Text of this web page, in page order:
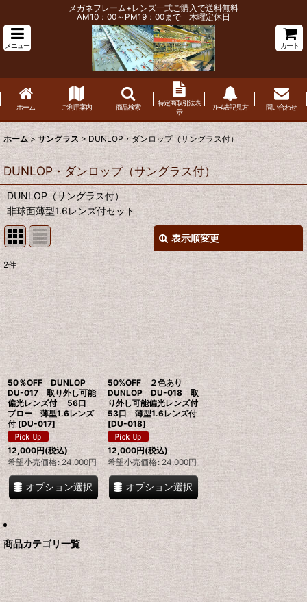
メガネフレーム+レンズ一式ご購入で送料無料
AM10：00～PM19：00まで 木曜定休日
メニュー カート
ホーム ご利用案内 商品検索
特定商取引法表
示
ﾌﾚｰﾑ表記見方 問い合わせ
ホーム > サングラス > DUNLOP・ダンロップ（サングラス付）
DUNLOP・ダンロップ（サングラス付）
DUNLOP（サングラス付）
非球面薄型1.6レンズ付セット
表示順変更
表示数 :
並び順
絞り込む
2件
50％OFF DUNLOP
DU-017 取り外し可能
偏光レンズ付 56口
ブロー 薄型1.6レンズ
付 [DU-017]
12,000円(税込)
希望小売価格: 24,000円
オプション選択
50%OFF ２色あり
DUNLOP DU-018 取
り外し可能偏光レンズ付
53口 薄型1.6レンズ付
[DU-018]
12,000円(税込)
希望小売価格: 24,000円
オプション選択
商品カテゴリ一覧